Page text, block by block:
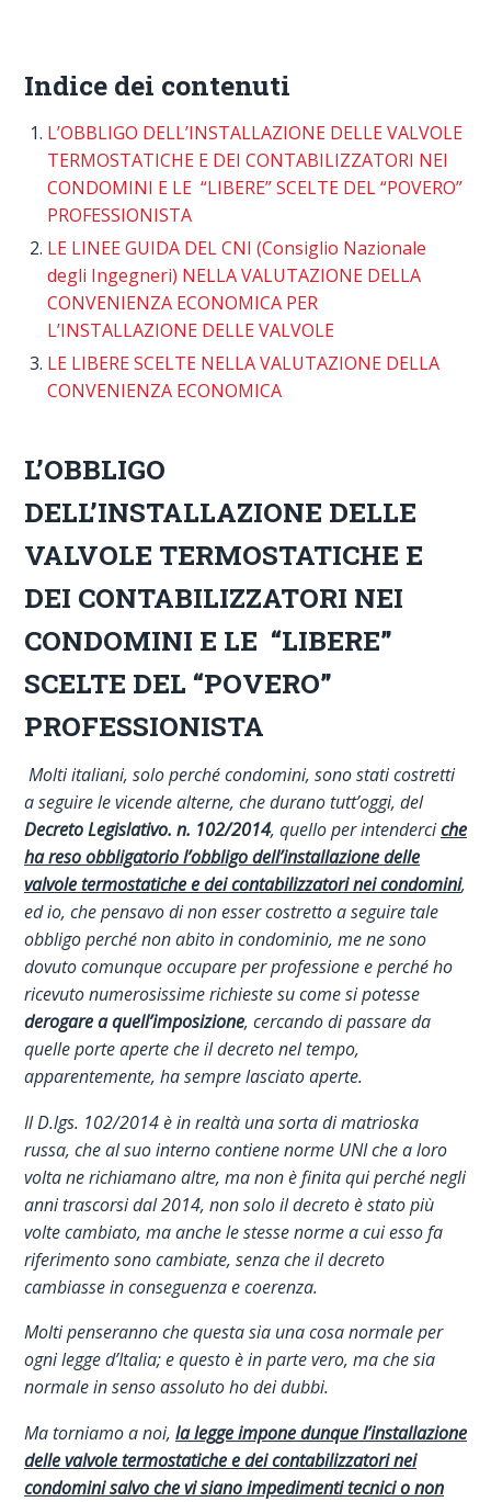
Indice dei contenuti
L’OBBLIGO DELL’INSTALLAZIONE DELLE VALVOLE
TERMOSTATICHE E DEI CONTABILIZZATORI NEI
CONDOMINI E LE “LIBERE” SCELTE DEL “POVERO”
PROFESSIONISTA
LE LINEE GUIDA DEL CNI (Consiglio Nazionale
degli Ingegneri) NELLA VALUTAZIONE DELLA
CONVENIENZA ECONOMICA PER
L’INSTALLAZIONE DELLE VALVOLE
LE LIBERE SCELTE NELLA VALUTAZIONE DELLA
CONVENIENZA ECONOMICA
L’OBBLIGO
DELL’INSTALLAZIONE DELLE
VALVOLE TERMOSTATICHE E
DEI CONTABILIZZATORI NEI
CONDOMINI E LE “LIBERE”
SCELTE DEL “POVERO”
PROFESSIONISTA
Molti italiani, solo perché condomini, sono stati costretti
a seguire le vicende alterne, che durano tutt’oggi, del
Decreto Legislativo. n. 102/2014, quello per intenderciche
ha reso obbligatorio l’obbligo dell’installazione delle
valvole termostatiche e dei contabilizzatori nei condomini,
ed io, che pensavo di non esser costretto a seguire tale
obbligo perché non abito in condominio, me ne sono
dovuto comunque occupare per professione e perché ho
ricevuto numerosissime richieste su come si potesse
derogare aquell’imposizione, cercando di passare da
quelle porte aperte che il decreto nel tempo,
apparentemente, ha sempre lasciato aperte.
Il D.lgs. 102/2014 è in realtà una sorta di matrioska
russa, che al suo interno contiene norme UNI che a loro
volta ne richiamano altre, ma non è finita qui perché negli
anni trascorsi dal 2014, non solo il decreto è stato più
volte cambiato, ma anche le stesse norme a cui esso fa
riferimento sono cambiate, senza che il decreto
cambiasse in conseguenza e coerenza.
Molti penseranno che questa sia una cosa normale per
ogni legge d’Italia; e questo è in parte vero, ma che sia
normale in senso assoluto ho dei dubbi.
Ma torniamo a noi, la legge impone dunque l’installazione
delle valvole termostatiche e dei contabilizzatori nei
condomini salvo che vi siano impedimenti tecnici o non